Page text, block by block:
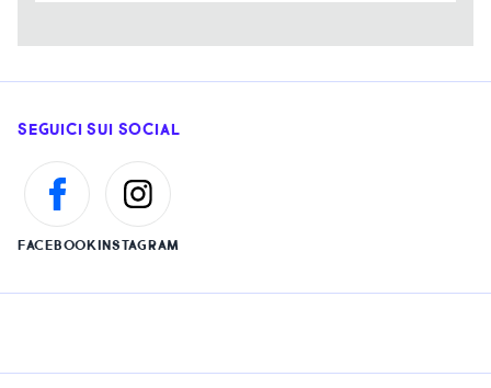
SEGUICI SUI SOCIAL
FACEBOOKINSTAGRAM